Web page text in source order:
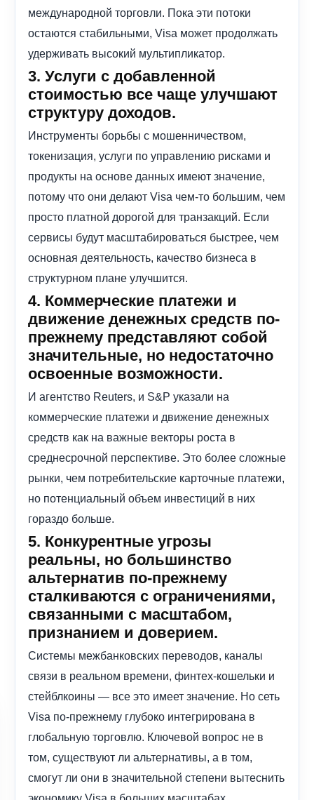
международной торговли. Пока эти потоки
остаются стабильными, Visa может продолжать
удерживать высокий мультипликатор.
3. Услуги с добавленной
стоимостью все чаще улучшают
структуру доходов.
Инструменты борьбы с мошенничеством,
токенизация, услуги по управлению рисками и
продукты на основе данных имеют значение,
потому что они делают Visa чем-то большим, чем
просто платной дорогой для транзакций. Если
сервисы будут масштабироваться быстрее, чем
основная деятельность, качество бизнеса в
структурном плане улучшится.
4. Коммерческие платежи и
движение денежных средств по-
прежнему представляют собой
значительные, но недостаточно
освоенные возможности.
И агентство Reuters, и S&P указали на
коммерческие платежи и движение денежных
средств как на важные векторы роста в
среднесрочной перспективе. Это более сложные
рынки, чем потребительские карточные платежи,
но потенциальный объем инвестиций в них
гораздо больше.
5. Конкурентные угрозы
реальны, но большинство
альтернатив по-прежнему
сталкиваются с ограничениями,
связанными с масштабом,
признанием и доверием.
Системы межбанковских переводов, каналы
связи в реальном времени, финтех-кошельки и
стейблкоины — все это имеет значение. Но сеть
Visa по-прежнему глубоко интегрирована в
глобальную торговлю. Ключевой вопрос не в
том, существуют ли альтернативы, а в том,
смогут ли они в значительной степени вытеснить